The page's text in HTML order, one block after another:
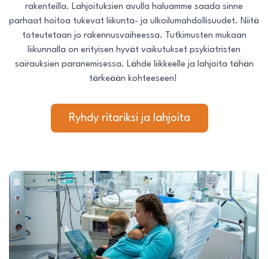
rakenteilla. Lahjoituksien avulla haluamme saada sinne
parhaat hoitoa tukevat liikunta- ja ulkoilumahdollisuudet. Niitä
toteutetaan jo rakennusvaiheessa. Tutkimusten mukaan
liikunnalla on erityisen hyvät vaikutukset psykiatristen
sairauksien paranemisessa. Lähde liikkeelle ja lahjoita tähän
tärkeään kohteeseen!
Ryhdy ritariksi ja lahjoita